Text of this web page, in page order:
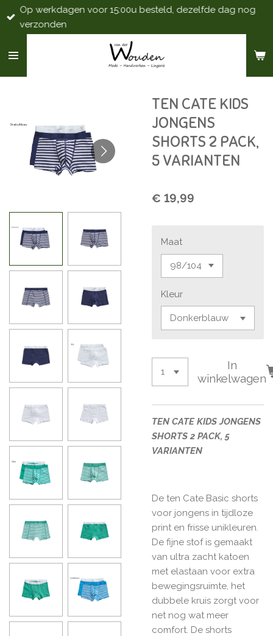
Ga
direct
de
Op werkdagen voor 15:00u besteld, dezelfde dag nog
verzonden
TEN CATE KIDS
JONGENS
SHORTS 2 PACK,
5 VARIANTEN
€ 19,99
Maat
Kleur
In
winkelwagen
TEN CATE KIDS JONGENS
SHORTS 2 PACK, 5
VARIANTEN
De ten Cate Basic shorts
voor jongens in tijdloze
print en frisse unikleuren.
De fijne stof is gemaakt
van ultra zacht katoen
met elastaan voor extra
bewegingsruimte, het
dubbele kruis zorgt voor
net nog wat meer
comfort. De shorts